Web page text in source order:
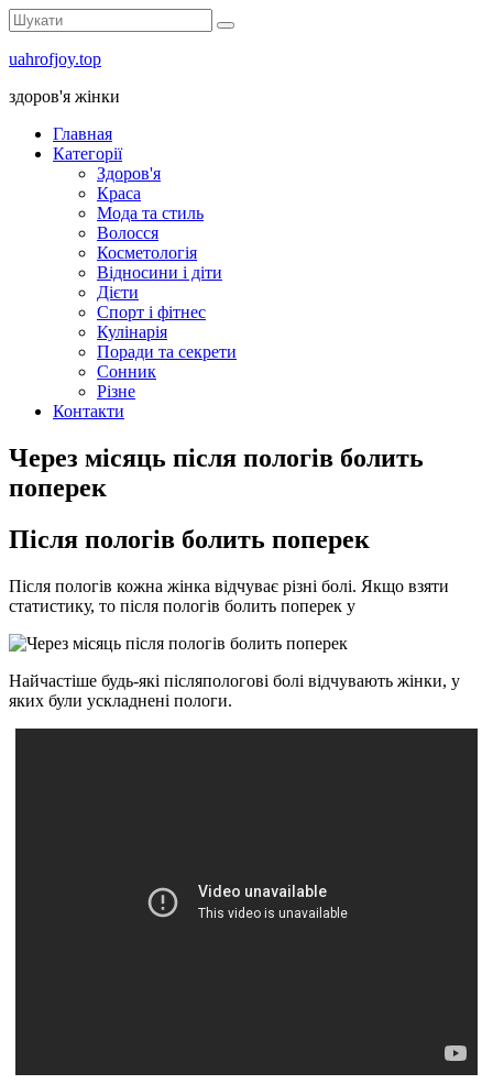
uahrofjoy.top
здоров'я жінки
Главная
Категорії
Здоров'я
Краса
Мода та стиль
Волосся
Косметологія
Відносини і діти
Дієти
Спорт і фітнес
Кулінарія
Поради та секрети
Сонник
Різне
Контакти
Через місяць після пологів болить
поперек
Після пологів болить поперек
Після пологів кожна жінка відчуває різні болі. Якщо взяти
статистику, то після пологів болить поперек у
Найчастіше будь-які післяпологові болі відчувають жінки, у
яких були ускладнені пологи.